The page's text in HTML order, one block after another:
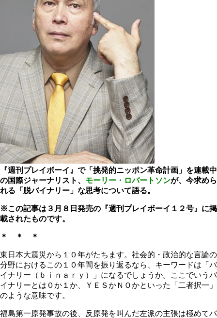
『週刊プレイボーイ』で「挑発的ニッポン革命計画」を連載中
の国際ジャーナリスト、 モーリー・ロバートソンが、今求めら
れる「脱バイナリー」な思考について語る。
※この記事は３月８日発売の『週刊プレイボーイ１２号』に掲
載されたものです。
＊ ＊ ＊
東日本大震災から１０年がたちます。社会的・政治的な言論の
分野におけるこの１０年間を振り返るなら、キーワードは「バ
イナリー（ｂｉｎａｒｙ）」になるでしょうか。ここでいうバ
イナリーとは０か１か、ＹＥＳかＮＯかといった「二者択一」
のような意味です。
福島第一原発事故の後、反原発を叫んだ左派の主張は極めてバ